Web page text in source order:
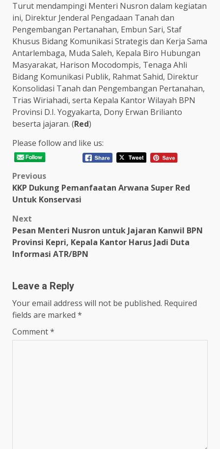
Turut mendampingi Menteri Nusron dalam kegiatan
ini, Direktur Jenderal Pengadaan Tanah dan
Pengembangan Pertanahan, Embun Sari, Staf
Khusus Bidang Komunikasi Strategis dan Kerja Sama
Antarlembaga, Muda Saleh, Kepala Biro Hubungan
Masyarakat, Harison Mocodompis, Tenaga Ahli
Bidang Komunikasi Publik, Rahmat Sahid, Direktur
Konsolidasi Tanah dan Pengembangan Pertanahan,
Trias Wiriahadi, serta Kepala Kantor Wilayah BPN
Provinsi D.I. Yogyakarta, Dony Erwan Brilianto
beserta jajaran. (Red)
Please follow and like us:
Post
navigation
Previous
KKP Dukung Pemanfaatan Arwana Super Red
Untuk Konservasi
Next
Pesan Menteri Nusron untuk Jajaran Kanwil BPN
Provinsi Kepri, Kepala Kantor Harus Jadi Duta
Informasi ATR/BPN
Leave a Reply
Your email address will not be published. Required
fields are marked *
Comment*